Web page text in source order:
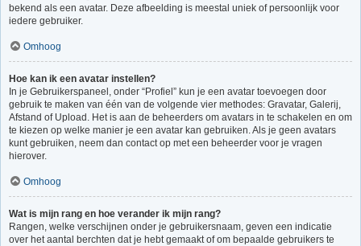
bekend als een avatar. Deze afbeelding is meestal uniek of persoonlijk voor
iedere gebruiker.
Omhoog
Hoe kan ik een avatar instellen?
In je Gebruikerspaneel, onder “Profiel” kun je een avatar toevoegen door
gebruik te maken van één van de volgende vier methodes: Gravatar, Galerij,
Afstand of Upload. Het is aan de beheerders om avatars in te schakelen en om
te kiezen op welke manier je een avatar kan gebruiken. Als je geen avatars
kunt gebruiken, neem dan contact op met een beheerder voor je vragen
hierover.
Omhoog
Wat is mijn rang en hoe verander ik mijn rang?
Rangen, welke verschijnen onder je gebruikersnaam, geven een indicatie
over het aantal berchten dat je hebt gemaakt of om bepaalde gebruikers te